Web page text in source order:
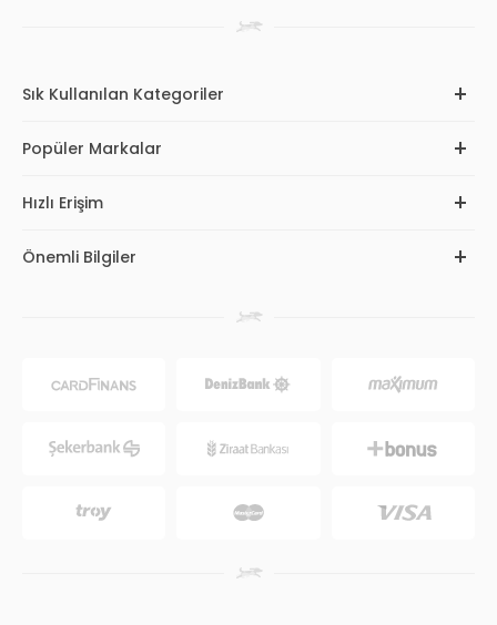
Sık Kullanılan Kategoriler
Popüler Markalar
Hızlı Erişim
Önemli Bilgiler